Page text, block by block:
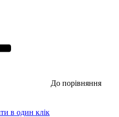
До порівняння
в один клік